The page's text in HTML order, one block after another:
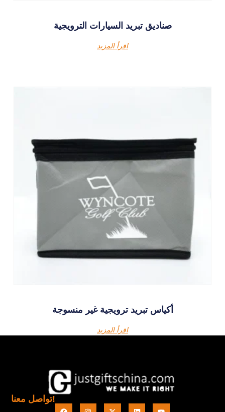
صناديق تبريد السيارات الترويجية
اقرأ المزيد
أكياس تبريد ترويجية غير منسوجة
اقرأ المزيد
تواصل معنا!